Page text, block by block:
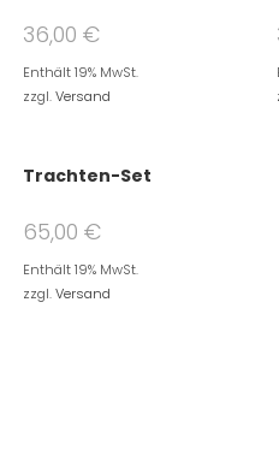
36,00 €
Enthält 19% MwSt.
zzgl.Versand
Trachten-Set
65,00 €
Enthält 19% MwSt.
zzgl.Versand